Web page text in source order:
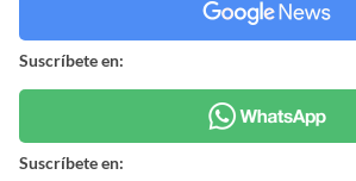
Suscríbete en:
Suscríbete en: